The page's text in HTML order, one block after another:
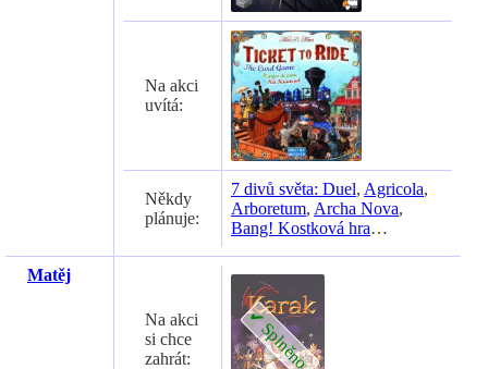
Na akci
uvítá:
Někdy
plánuje:
7 divů světa: Duel, Agricola,
Arboretum, Archa Nova,
Bang! Kostková hra…
Matěj
Na akci
si chce
zahrát: